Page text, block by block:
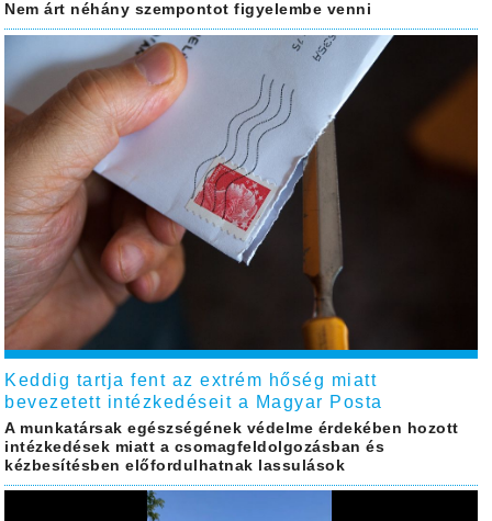
Nem árt néhány szempontot figyelembe venni
Keddig tartja fent az extrém hőség miatt
bevezetett intézkedéseit a Magyar Posta
A munkatársak egészségének védelme érdekében hozott
intézkedések miatt a csomagfeldolgozásban és
kézbesítésben előfordulhatnak lassulások